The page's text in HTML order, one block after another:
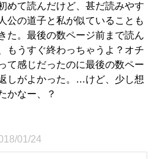
めて読んだけど、甚だ読みやす
公の道子と私が似ていることも
た。最後の数ページ前まで読ん
もうすぐ終わっちゃうよ？オチ
て感じだったのに最後の数ペー
しがよかった。…けど、少し想
かなー、？
01/24